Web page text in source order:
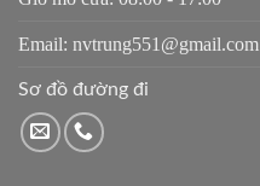
Email: nvtrung551@gmail.com
Sơ đồ đường đi